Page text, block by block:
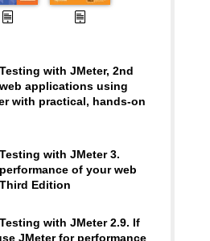
with JMeter, 2nd
applications using
with practical, hands-on
with JMeter 3.
of your web
Edition
with JMeter 2.9. If
JMeter for performance